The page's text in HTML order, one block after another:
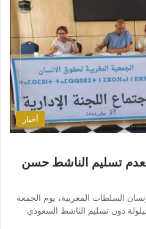
أخبار
تسليم الناشط حسن
السلطات المغربية، يوم الجمعة
دون تسليم الناشط السعودي